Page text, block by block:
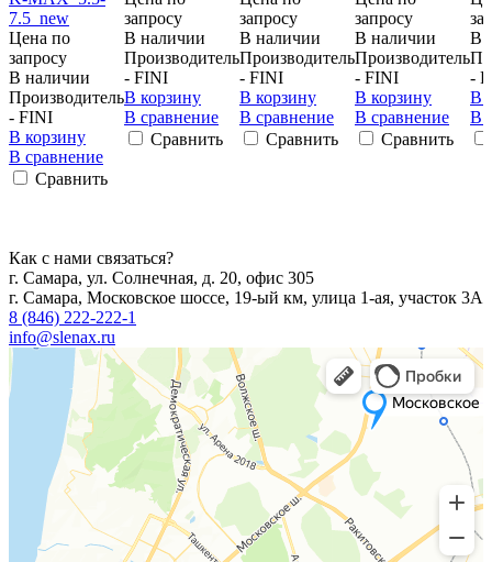
Цена по
запросу
В наличии
Производитель
- FINI
В корзину
В сравнение
Сравнить
запросу
В наличии
Производитель
- FINI
В корзину
В сравнение
Сравнить
запросу
В наличии
Производитель
- FINI
В корзину
В сравнение
Сравнить
запросу
В наличии
Производитель
- FINI
В корзину
В сравнение
Сравнить
В
-
В
В
Как с нами связаться?
г. Самара, ул. Солнечная, д. 20, офис 305
г. Самара, Московское шоссе, 19-ый км, улица 1-ая, участок 3А
8 (846) 222-222-1
info@slenax.ru